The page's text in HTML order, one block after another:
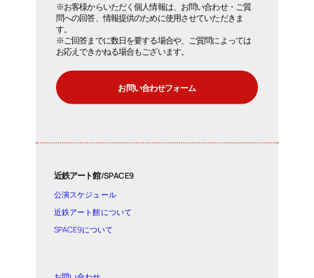
※お客様からいただく個人情報は、お問い合わせ・ご質
問への回答、情報提供のために使用させていただきま
す。
※ご回答までに数日を要する場合や、ご質問によっては
お応えできかねる場合もございます。
お問い合わせフォーム
近鉄アート館/SPACE9
公演スケジュール
近鉄アート館について
SPACE9について